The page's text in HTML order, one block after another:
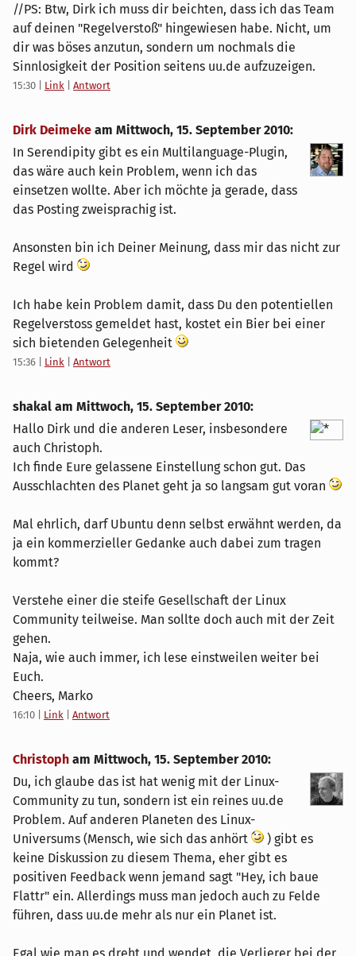
//PS: Btw, Dirk ich muss dir beichten, dass ich das Team
auf deinen "Regelverstoß" hingewiesen habe. Nicht, um
dir was böses anzutun, sondern um nochmals die
Sinnlosigkeit der Position seitens uu.de aufzuzeigen.
15:30 Link Antwort
Dirk Deimeke am Mittwoch, 15. September 2010:
In Serendipity gibt es ein Multilanguage-Plugin,
das wäre auch kein Problem, wenn ich das
einsetzen wollte. Aber ich möchte ja gerade, dass
das Posting zweisprachig ist.
Ansonsten bin ich Deiner Meinung, dass mir das nicht zur
Regel wird
Ich habe kein Problem damit, dass Du den potentiellen
Regelverstoss gemeldet hast, kostet ein Bier bei einer
sich bietenden Gelegenheit
15:36 Link Antwort
shakal am Mittwoch, 15. September 2010:
Hallo Dirk und die anderen Leser, insbesondere
auch Christoph.
Ich finde Eure gelassene Einstellung schon gut. Das
Ausschlachten des Planet geht ja so langsam gut voran
Mal ehrlich, darf Ubuntu denn selbst erwähnt werden, da
ja ein kommerzieller Gedanke auch dabei zum tragen
kommt?
Verstehe einer die steife Gesellschaft der Linux
Community teilweise. Man sollte doch auch mit der Zeit
gehen.
Naja, wie auch immer, ich lese einstweilen weiter bei
Euch.
Cheers, Marko
16:10 Link Antwort
Christoph am Mittwoch, 15. September 2010:
Du, ich glaube das ist hat wenig mit der Linux-
Community zu tun, sondern ist ein reines uu.de
Problem. Auf anderen Planeten des Linux-
Universums (Mensch, wie sich das anhört
) gibt es
keine Diskussion zu diesem Thema, eher gibt es
positiven Feedback wenn jemand sagt "Hey, ich baue
Flattr" ein. Allerdings muss man jedoch auch zu Felde
führen, dass uu.de mehr als nur ein Planet ist.